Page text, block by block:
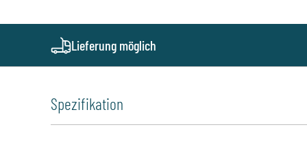
Lieferung möglich
Spezifikation